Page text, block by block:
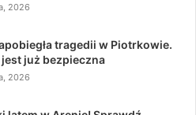
2026
tragedii w Piotrkowie.
już bezpieczna
2026